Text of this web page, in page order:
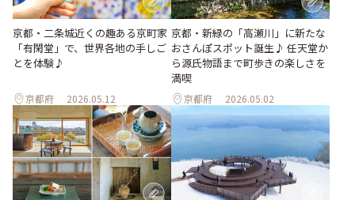
京都・二条城近くの趣ある京町家
「有閑堂」で、世界各地の手しご
とを体験♪
京都府 2026.05.12
京都・新緑の「高瀬川」に新たな
おさんぽスポット誕生♪ 任天堂か
ら源氏物語まで町歩きの楽しさを
満喫
京都府 2026.05.02